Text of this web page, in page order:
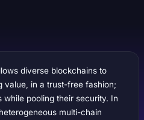
diverse blockchains to
value, in a trust-free fashion;
pooling their security. In
multi-chain